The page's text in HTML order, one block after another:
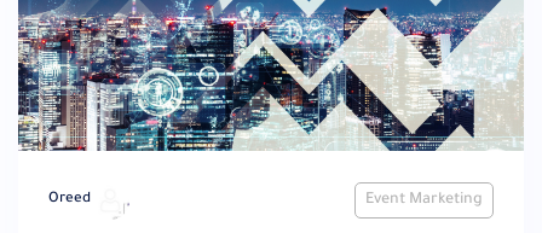
Event Marketing
Oreed